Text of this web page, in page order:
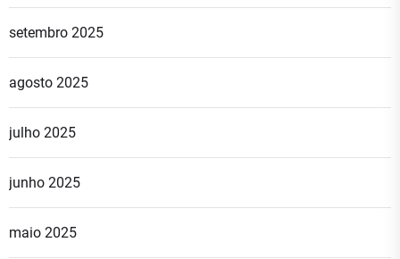
setembro 2025
agosto 2025
julho 2025
junho 2025
maio 2025